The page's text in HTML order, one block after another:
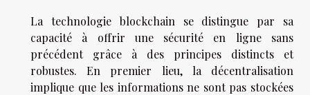
La technologie blockchain se distingue par sa
capacité à offrir une sécurité en ligne sans
précédent grâce à des principes distincts et
robustes. En premier lieu, la décentralisation
implique que les informations ne sont pas stockées